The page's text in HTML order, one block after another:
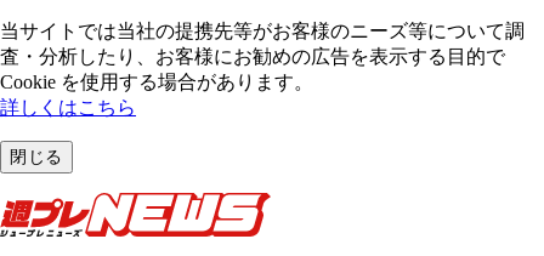
当サイトでは当社の提携先等がお客様のニーズ等について調
査・分析したり、お客様にお勧めの広告を表⽰する⽬的で
Cookie を使⽤する場合があります。
詳しくはこちら
閉じる